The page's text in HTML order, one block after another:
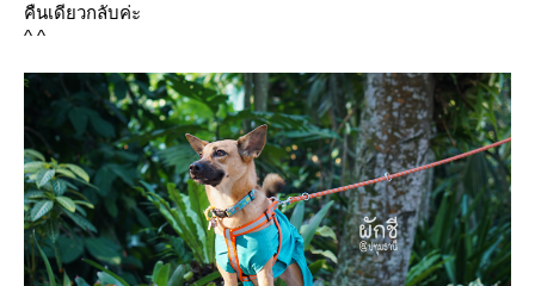
คืนเดียวกลับค่ะ
^ ^